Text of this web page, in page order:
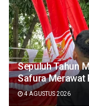
Sepuluh Tahun
Safura Merawat
4 AGUSTUS 2026